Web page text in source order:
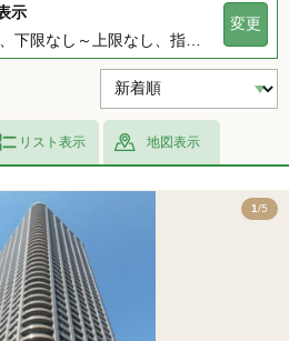
示
しない、指定なし、指定しない、下限なし～上限なし、指定なし
変更
リスト表示 地図表示
1/5
会員登録